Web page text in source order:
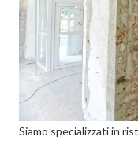
Siamo specializzati in